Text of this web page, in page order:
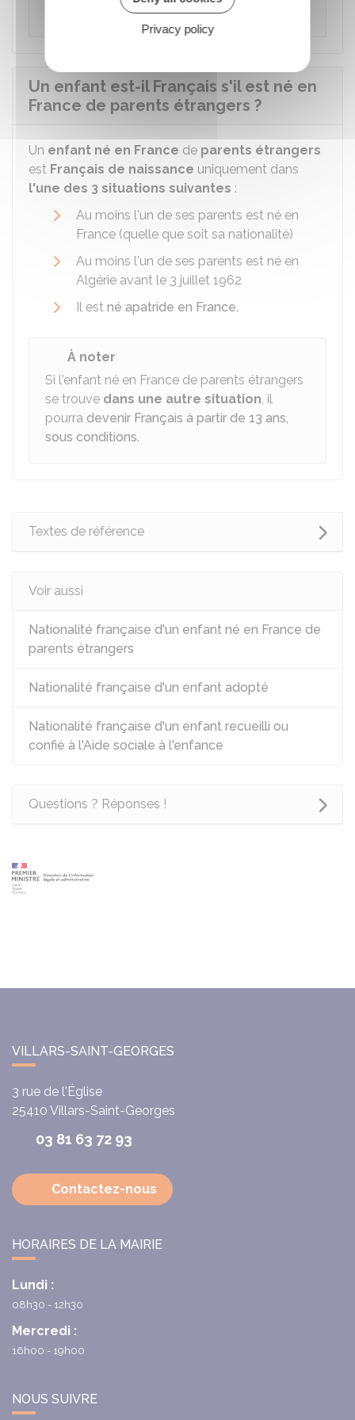
du droit français.
Un enfant est-il Français s'il est né en
France de parents étrangers ?
Un enfant né en France de parents étrangers
est Français de naissance uniquement dans
l'une des 3 situations suivantes :
Au moins l'un de ses parents est né en
France (quelle que soit sa nationalité)
Au moins l'un de ses parents est né en
Algérie avant le 3 juillet 1962
Il est né apatride en France.
À noter
Si l'enfant né en France de parents étrangers
se trouve dans une autre situation, il
pourra devenir Français à partir de 13 ans,
sous conditions.
Textes de référence
Voir aussi
Nationalité française d'un enfant né en France de
parents étrangers
Nationalité française d'un enfant adopté
Nationalité française d'un enfant recueilli ou
confié à l'Aide sociale à l'enfance
Questions ? Réponses !
VILLARS-SAINT-GEORGES
3 rue de l'Église
25410 Villars-Saint-Georges
03 81 63 72 93
Contactez-nous
HORAIRES DE LA MAIRIE
Lundi :
08h30 - 12h30
Mercredi :
16h00 - 19h00
NOUS SUIVRE
Privacy policy